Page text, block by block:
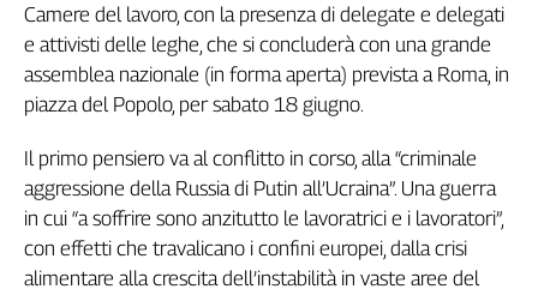
della
ragione
120
anni
Cgil
Collettiva
Collettiva
Play
Rubriche
Camere del lavoro, con la presenza di delegate e delegati
e attivisti delle leghe, che si concluderà con una grande
assemblea nazionale (in forma aperta) prevista a Roma, in
piazza del Popolo, per sabato 18 giugno.
Il primo pensiero va al conflitto in corso, alla “criminale
aggressione della Russia di Putin all’Ucraina”. Una guerra
in cui “a soffrire sono anzitutto le lavoratrici e i lavoratori”,
con effetti che travalicano i confini europei, dalla crisi
alimentare alla crescita dell’instabilità in vaste aree del